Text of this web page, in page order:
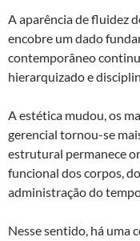
A aparência de fluidez
encobre um dado
contemporâneo
hierarquizado e
A estética mudou, os
gerencial tornou-se
estrutural permanece
funcional dos corpos,
administração do
Nesse sentido, há